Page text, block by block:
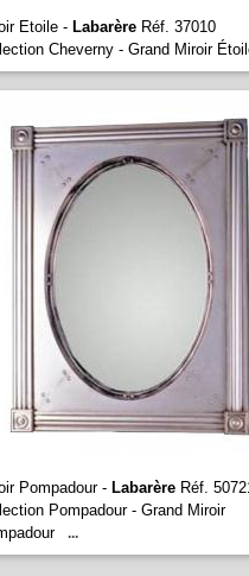
Etoile - LabarèreRéf. 37010
Cheverny - Grand Miroir
Pompadour - LabarèreRéf.
Pompadour - Grand Miroir
...